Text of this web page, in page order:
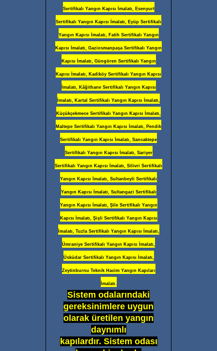
Sertifikalı Yangın Kapısı İmalatı, Esenyurt
Sertifikalı Yangın Kapısı İmalatı, Eyüp Sertifikalı
Yangın Kapısı İmalatı, Fatih Sertifikalı Yangın
Kapısı İmalatı, Gaziosmanpaşa Sertifikalı Yangın
Kapısı İmalatı, Güngören Sertifikalı Yangın
Kapısı İmalatı, Kadiköy Sertifikalı Yangın Kapısı
İmalatı, Kâğithane Sertifikalı Yangın Kapısı
İmalatı, Kartal Sertifikalı Yangın Kapısı İmalatı,
Küçükçekmece Sertifikalı Yangın Kapısı İmalatı,
Maltepe Sertifikalı Yangın Kapısı İmalatı, Pendik
Sertifikalı Yangın Kapısı İmalatı, Sancaktepe
Sertifikalı Yangın Kapısı İmalatı, Sariyer
Sertifikalı Yangın Kapısı İmalatı, Silivri Sertifikalı
Yangın Kapısı İmalatı, Sultanbeyli Sertifikalı
Yangın Kapısı İmalatı, Sultangazi Sertifikalı
Yangın Kapısı İmalatı, Şile Sertifikalı Yangın
Kapısı İmalatı, Şişli Sertifikalı Yangın Kapısı
İmalatı, Tuzla Sertifikalı Yangın Kapısı İmalatı,
Ümraniye Sertifikalı Yangın Kapısı İmalatı,
Üsküdar Sertifikalı Yangın Kapısı İmalatı,
Zeytinburnu Teknik Hacim Yangın Kapıları
İmalatı.
Sistem odalarındaki
gereksinimlere uygun
olarak üretilen yangın
daynımlı
kapılardır. Sistem odası